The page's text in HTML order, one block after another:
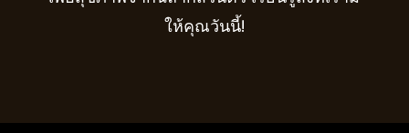
ให้คุณวันนี้!